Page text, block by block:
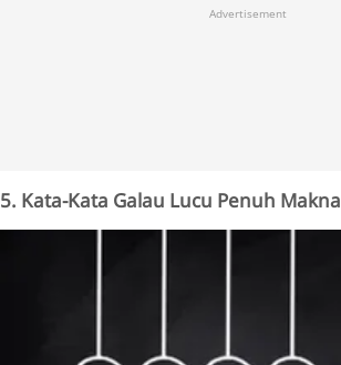
Advertisement
5. Kata-Kata Galau Lucu Penuh Makna